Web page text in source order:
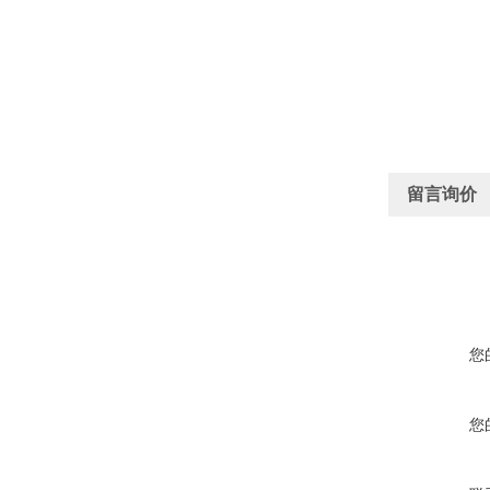
留言询价
您
您